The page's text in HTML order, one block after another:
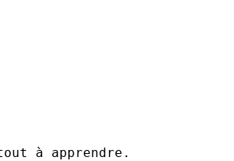
à apprendre.